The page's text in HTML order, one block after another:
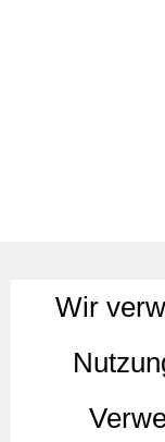
Wir